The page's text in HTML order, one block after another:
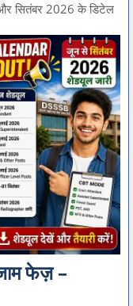
और सितंबर 2026 के डिटेल
फेज़ –